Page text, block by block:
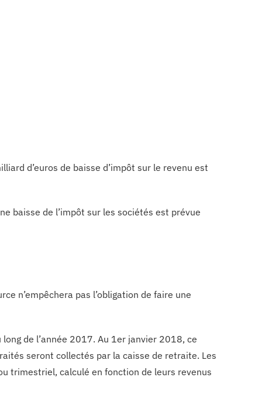
d’euros de baisse d’impôt sur le revenu est
baisse de l’impôt sur les sociétés est prévue
n’empêchera pas l’obligation de faire une
de l’année 2017. Au 1er janvier 2018, ce
seront collectés par la caisse de retraite. Les
trimestriel, calculé en fonction de leurs revenus